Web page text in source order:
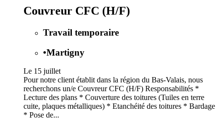
Couvreur CFC (H/F)
Travail temporaire
•Martigny
Le 15 juillet
Pour notre client établit dans la région du Bas-Valais, nous
recherchons un/e Couvreur CFC (H/F) Responsabilités *
Lecture des plans * Couverture des toitures (Tuiles en terre
cuite, plaques métalliques) * Etanchéité des toitures * Bardage
* Pose de...